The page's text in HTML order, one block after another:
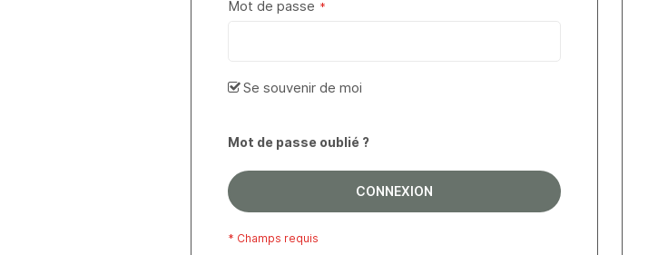
Mot de passe
Se souvenir de moi
Mot de passe oublié ?
CONNEXION